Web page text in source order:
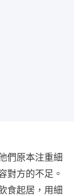
們原本注重細
對方的不足。
食起居，用細